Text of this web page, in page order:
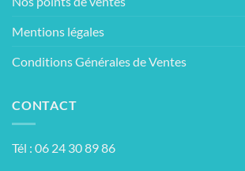
Mentions légales
Conditions Générales de Ventes
CONTACT
Tél : 06 24 30 89 86